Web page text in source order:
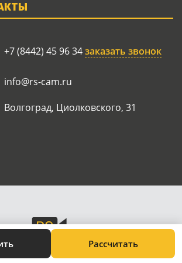
+7 (8442) 45 96 34заказать звонок
info@rs-cam.ru
Волгоград, Циолковского, 31
Рассчитать